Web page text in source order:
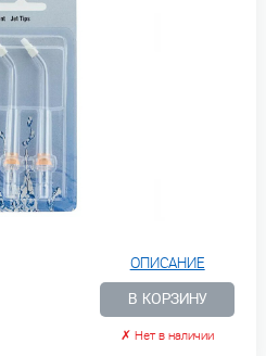
ОПИСАНИЕ
В КОРЗИНУ
✗ Нет в наличии